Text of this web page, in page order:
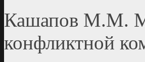
Кашапов М.М.
конфликтной